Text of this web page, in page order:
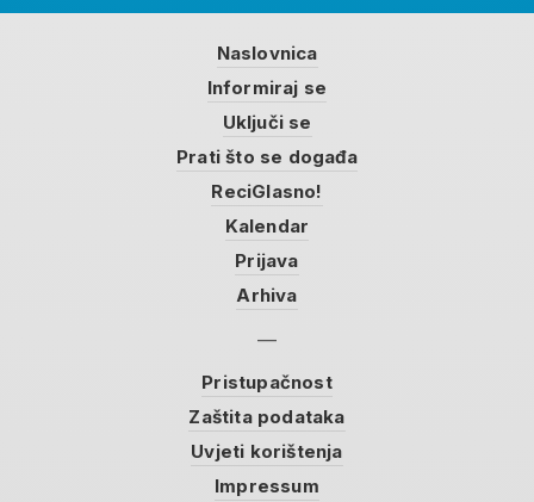
Naslovnica
Informiraj se
Uključi se
Prati što se događa
ReciGlasno!
Kalendar
Prijava
Arhiva
Pristupačnost
Zaštita podataka
Uvjeti korištenja
Impressum